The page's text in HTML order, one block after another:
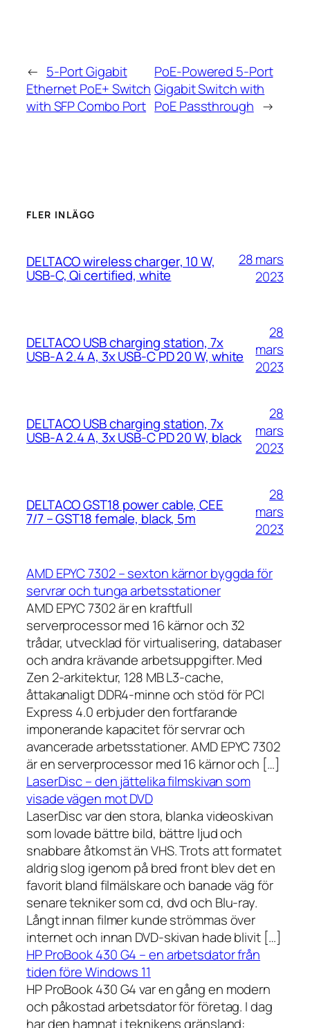
← 5-Port Gigabit
Ethernet PoE+ Switch
with SFP Combo Port
PoE-Powered 5-Port
Gigabit Switch with
PoE Passthrough →
FLER INLÄGG
DELTACO wireless charger, 10 W,
USB-C, Qi certified, white
28 mars
2023
DELTACO USB charging station, 7x
USB-A 2.4 A, 3x USB-C PD 20 W, white
28
mars
2023
DELTACO USB charging station, 7x
USB-A 2.4 A, 3x USB-C PD 20 W, black
28
mars
2023
DELTACO GST18 power cable, CEE
7/7 – GST18 female, black, 5m
28
mars
2023
AMD EPYC 7302 – sexton kärnor byggda för
servrar och tunga arbetsstationer
AMD EPYC 7302 är en kraftfull
serverprocessor med 16 kärnor och 32
trådar, utvecklad för virtualisering, databaser
och andra krävande arbetsuppgifter. Med
Zen 2-arkitektur, 128 MB L3-cache,
åttakanaligt DDR4-minne och stöd för PCI
Express 4.0 erbjuder den fortfarande
imponerande kapacitet för servrar och
avancerade arbetsstationer. AMD EPYC 7302
är en serverprocessor med 16 kärnor och […]
LaserDisc – den jättelika filmskivan som
visade vägen mot DVD
LaserDisc var den stora, blanka videoskivan
som lovade bättre bild, bättre ljud och
snabbare åtkomst än VHS. Trots att formatet
aldrig slog igenom på bred front blev det en
favorit bland filmälskare och banade väg för
senare tekniker som cd, dvd och Blu-ray.
Långt innan filmer kunde strömmas över
internet och innan DVD-skivan hade blivit […]
HP ProBook 430 G4 – en arbetsdator från
tiden före Windows 11
HP ProBook 430 G4 var en gång en modern
och påkostad arbetsdator för företag. I dag
har den hamnat i teknikens gränsland: